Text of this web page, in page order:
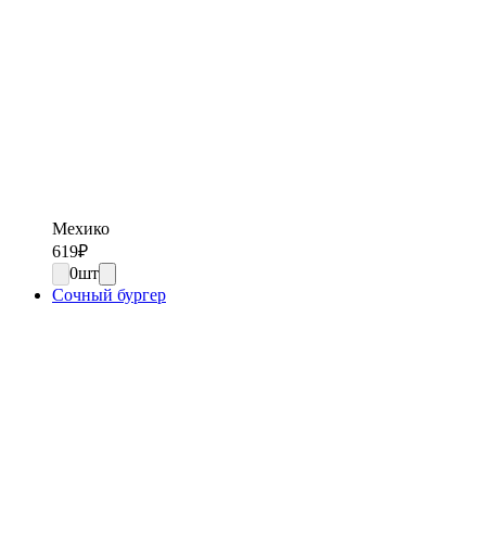
Мехико
619₽
0шт
Сочный бургер